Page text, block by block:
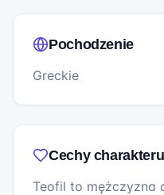
Pochodzenie
Greckie
Cechy charakteru
Teofil to mężczyzna